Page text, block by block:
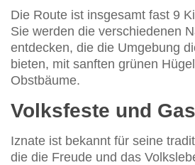
Die Route ist insgesamt fast 9
Sie werden die verschiedenen
entdecken, die die Umgebung
bieten, mit sanften grünen
Obstbäume.
Volksfeste und
Iznate ist bekannt für seine
die die Freude und das